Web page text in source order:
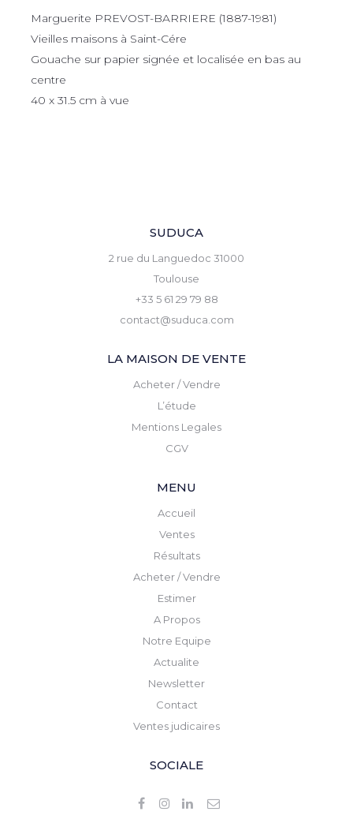
Marguerite PREVOST-BARRIERE (1887-1981)
Vieilles maisons à Saint-Cére
Gouache sur papier signée et localisée en bas au
centre
40 x 31.5 cm à vue
SUDUCA
2 rue du Languedoc 31000
Toulouse
+33 5 61 29 79 88
contact@suduca.com
LA MAISON DE VENTE
Acheter / Vendre
L’étude
Mentions Legales
CGV
MENU
Accueil
Ventes
Résultats
Acheter / Vendre
Estimer
A Propos
Notre Equipe
Actualite
Newsletter
Contact
Ventes judicaires
SOCIALE